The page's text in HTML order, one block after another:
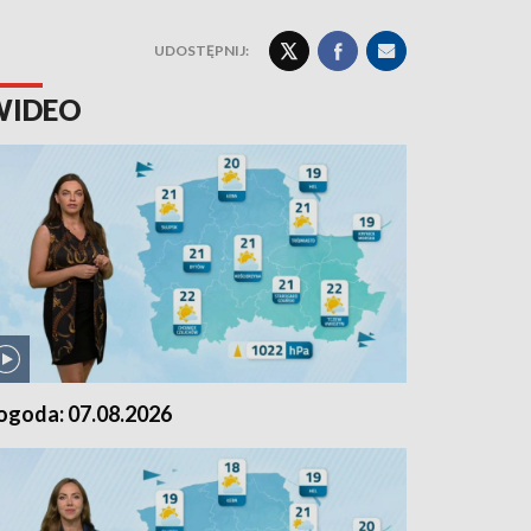
UDOSTĘPNIJ:
07.08.2026